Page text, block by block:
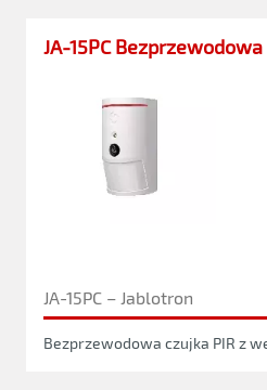
JA-15PC
JA-15PC – Jablotron
Bezprzewodowa czujka PIR z